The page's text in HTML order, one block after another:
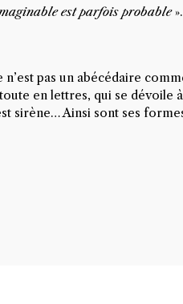
est parfois probable
pas un abécédaire
en lettres, qui se dévoile
Ainsi sont ses